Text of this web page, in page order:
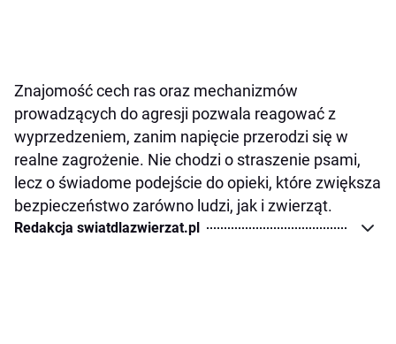
Znajomość cech ras oraz mechanizmów
prowadzących do agresji pozwala reagować z
wyprzedzeniem, zanim napięcie przerodzi się w
realne zagrożenie. Nie chodzi o straszenie psami,
lecz o świadome podejście do opieki, które zwiększa
bezpieczeństwo zarówno ludzi, jak i zwierząt.
Redakcja swiatdlazwierzat.pl